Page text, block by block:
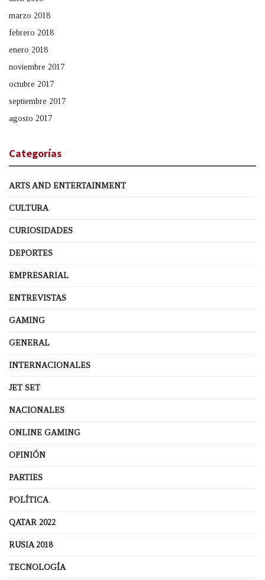
marzo 2018
febrero 2018
enero 2018
noviembre 2017
octubre 2017
septiembre 2017
agosto 2017
Categorías
ARTS AND ENTERTAINMENT
CULTURA
CURIOSIDADES
DEPORTES
EMPRESARIAL
ENTREVISTAS
GAMING
GENERAL
INTERNACIONALES
JET SET
NACIONALES
ONLINE GAMING
OPINIÓN
PARTIES
POLÍTICA
QATAR 2022
RUSIA 2018
TECNOLOGÍA